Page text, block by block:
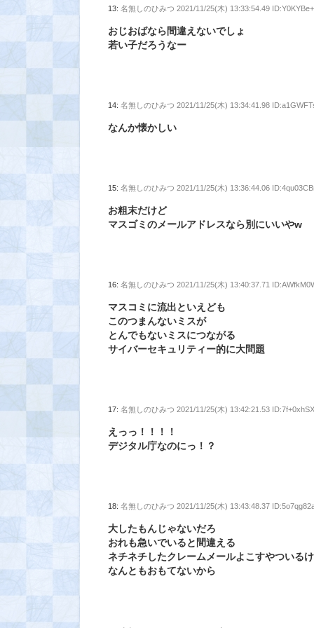
13:名無しのひみつ 2021/11/25(木) 13:33:54.49
おじおばなら間違えないでしょ
若い子だろうなー
14:名無しのひみつ 2021/11/25(木) 13:34:41.98
なんか懐かしい
15:名無しのひみつ 2021/11/25(木) 13:36:44.06
お粗末だけど
マスゴミのメールアドレスなら別にいいやw
16:名無しのひみつ 2021/11/25(木) 13:40:37.71
マスコミに流出といえども
このつまんないミスが
とんでもないミスにつながる
サイバーセキュリティー的に大問題
17:名無しのひみつ 2021/11/25(木) 13:42:21.53 ID:7f+0xhSX
えっっ！！！！
デジタル庁なのにっ！？
18:名無しのひみつ 2021/11/25(木) 13:43:48.37
大したもんじゃないだろ
おれも急いでいると間違える
ネチネチしたクレームメールよこすやついる
なんともおもてないから